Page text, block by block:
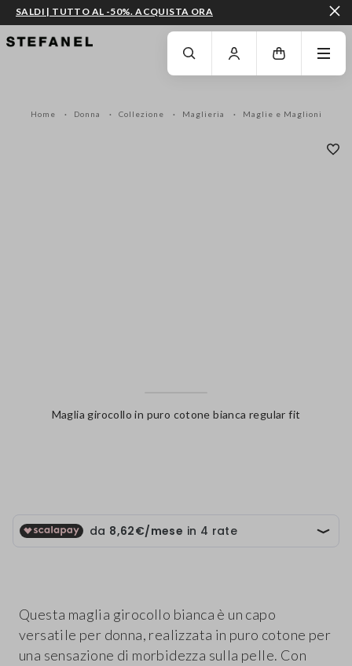
VAI AL CONTENUTO PRINCIPALE SCENDI AL FONDO DELLA PAGINA
SALDI | TUTTO AL -50%. ACQUISTA ORA
Home Donna Collezione Maglieria Maglie e Maglioni
Maglia girocollo in puro cotone bianca regular fit
Questa maglia girocollo bianca è un capo
versatile per donna, realizzata in puro cotone per
una sensazione di morbidezza sulla pelle. Con